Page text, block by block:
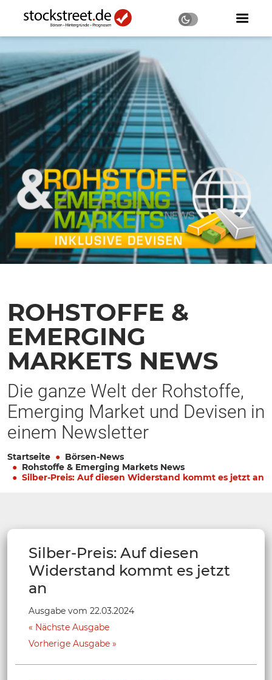
ROHSTOFFE &
EMERGING
MARKETS NEWS
Die ganze Welt der Rohstoffe,
Emerging Market und Devisen in
einem Newsletter
Startseite
Börsen-News
Rohstoffe & Emerging Markets News
Silber-Preis: Auf diesen Widerstand kommt es jetzt an
Silber-Preis: Auf diesen
Widerstand kommt es jetzt
an
Ausgabe vom 22.03.2024
Nächste Ausgabe
Vorherige Ausgabe